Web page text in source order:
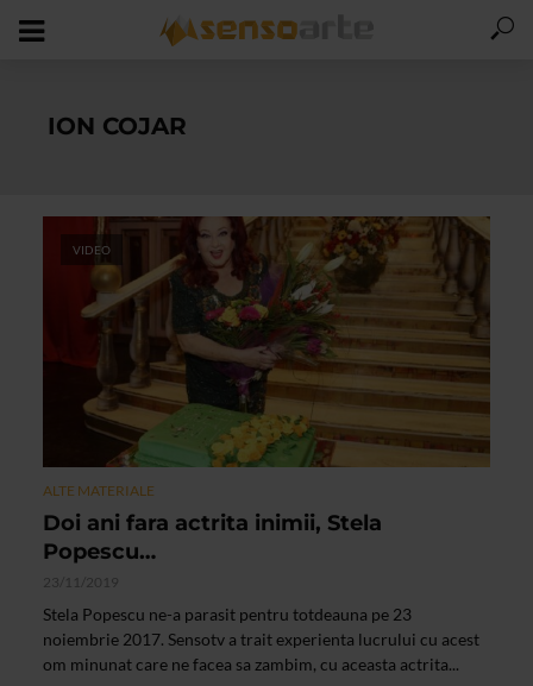
ION COJAR
VIDEO
ALTE MATERIALE
Doi ani fara actrita inimii, Stela
Popescu…
23/11/2019
Stela Popescu ne-a parasit pentru totdeauna pe 23
noiembrie 2017. Sensotv a trait experienta lucrului cu acest
om minunat care ne facea sa zambim, cu aceasta actrita...